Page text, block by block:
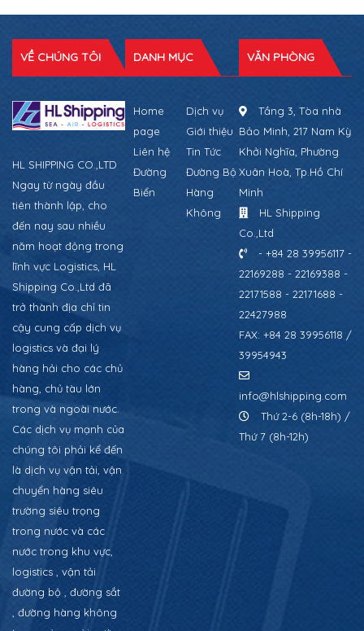
VỀ CHÚNG TÔI
HL SHIPPING CO.,LTD
Ngay từ ngày đầu
tiên thành lập, cho
đến nay sau nhiều
năm hoạt động trong
lĩnh vực Logistics, HL
Shipping Co.,Ltd đã
trở thành địa chỉ tin
cậy cung cấp dịch vụ
logistics và đại lý
hàng hải cho các chủ
hàng, chủ tàu lớn
trong và ngoài nước.
Các dịch vụ mạnh của
chúng tôi phải kể đến
là dịch vụ vận tải, vận
chuyển hàng siêu
trường siêu trọng
trong nước và các
nước trong khu vực,
logistics , vận tải
đường bộ , đường sắt
, đường hàng không
DANH MỤC
Home
page
Dịch vụ
Giới thiệu
Liên hệ
Tin Tức
Đường
Biển
Đường Bộ
Hàng
Không
VĂN PHÒNG
Tầng 3, Tòa nhà
Bảo Minh, 217 Nam Kỳ
Khởi Nghĩa, Phường
Xuân Hoà, Tp.Hồ Chí
Minh
HL Shipping
Co.,Ltd
- +84 28 39956117 -
22169288 - 22169388 -
22171588 - 22171688 -
22427988
FAX: +84 28 39956118 /
39954943
info@hlshipping.com
Thứ 2-6 (8h-18h) /
Thứ 7 (8h-12h)